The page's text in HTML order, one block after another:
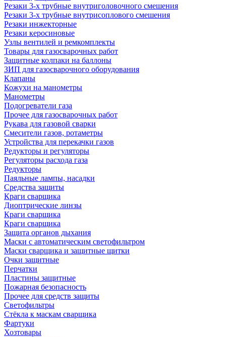
Резаки 3-х трубные внутриголовочного смешения
Резаки 3-х трубные внутрисоплового смешения
Резаки инжекторные
Резаки керосиновые
Узлы вентилей и ремкомплекты
Товары для газосварочных работ
Защитные колпаки на баллоны
ЗИП для газосварочного оборудования
Клапаны
Кожухи на манометры
Манометры
Подогреватели газа
Прочее для газосварочных работ
Рукава для газовой сварки
Смесители газов, ротаметры
Устройства для перекачки газов
Редукторы и регуляторы
Регуляторы расхода газа
Редукторы
Паяльные лампы, насадки
Средства защиты
Краги сварщика
Диоптрические линзы
Краги сварщика
Краги сварщика
Защита органов дыхания
Маски с автоматическим светофильтром
Маски сварщика и защитные щитки
Очки защитные
Перчатки
Пластины защитные
Пожарная безопасность
Прочее для средств защиты
Светофильтры
Стёкла к маскам сварщика
Фартуки
Хозтовары